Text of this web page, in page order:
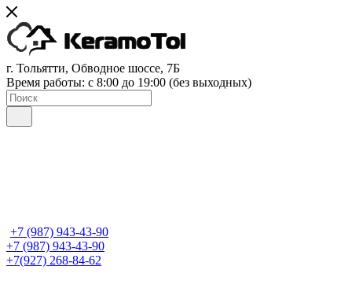
г. Тольятти, Обводное шоссе, 7Б
Время работы: c 8:00 до 19:00 (без выходных)
+7 (987) 943-43-90
+7 (987) 943-43-90
+7(927) 268-84-62